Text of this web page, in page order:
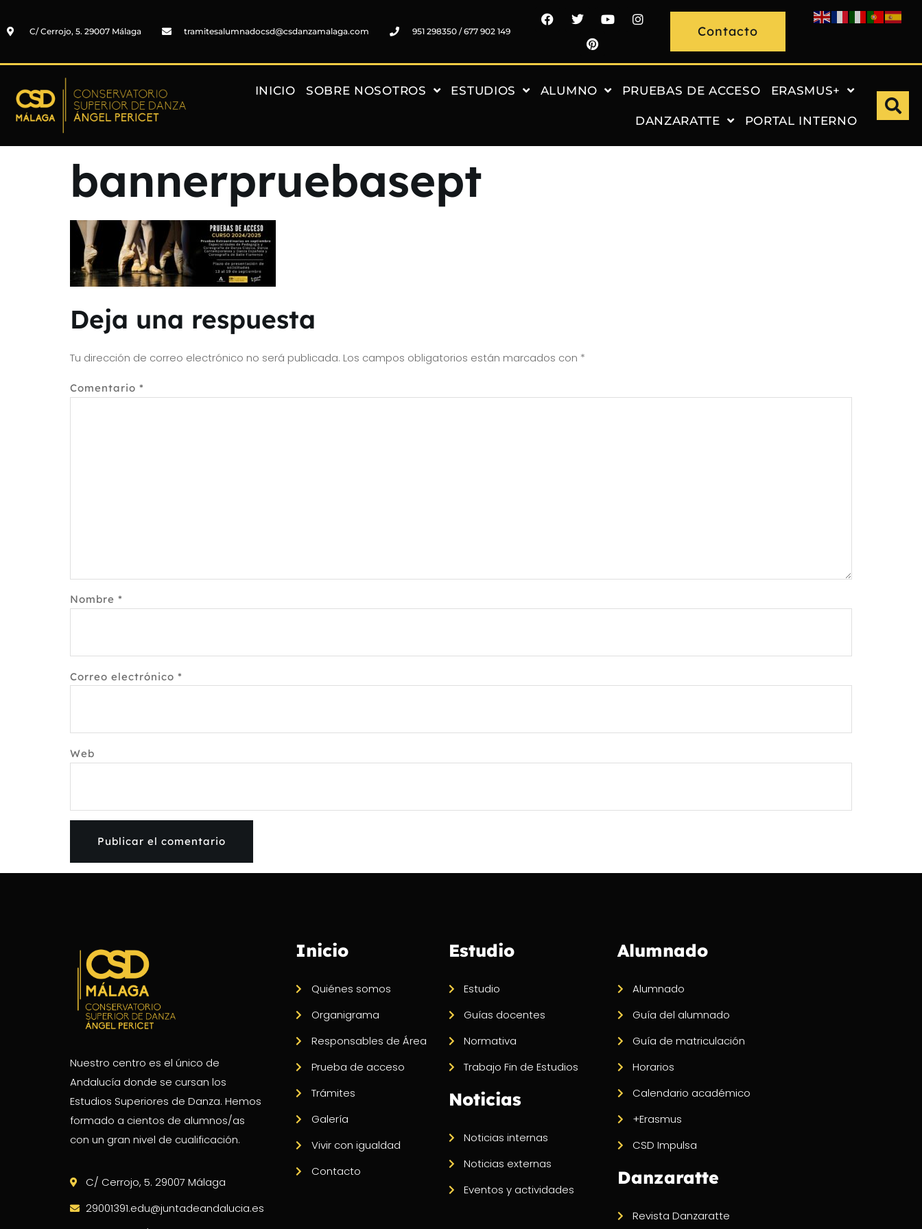
C/ Cerrojo, 5. 29007 Málaga tramitesalumnadocsd@csdanzamalaga.com 951 298350 / 677 902 149 Contacto
INICIO SOBRE NOSOTROS ESTUDIOS ALUMNO PRUEBAS DE ACCESO ERASMUS+
DANZARATTE PORTAL INTERNO
bannerpruebasept
Deja una respuesta
Tu dirección de correo electrónico no será publicada. Los campos obligatorios están marcados con *
Comentario *
Nombre *
Correo electrónico *
Web
Nuestro centro es el único de
Andalucía donde se cursan los
Estudios Superiores de Danza. Hemos
formado a cientos de alumnos/as
con un gran nivel de cualificación.
C/ Cerrojo, 5. 29007 Málaga
29001391.edu@juntadeandalucia.es
Inicio
Quiénes somos
Organigrama
Responsables de Área
Prueba de acceso
Trámites
Galería
Vivir con igualdad
Contacto
Estudio
Estudio
Guías docentes
Normativa
Trabajo Fin de Estudios
Noticias
Noticias internas
Noticias externas
Eventos y actividades
Alumnado
Alumnado
Guía del alumnado
Guía de matriculación
Horarios
Calendario académico
+Erasmus
CSD Impulsa
Danzaratte
Revista Danzaratte